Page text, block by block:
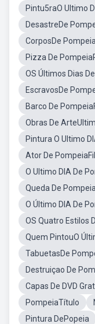
Pintu5raO Ultimo
DesastreDe
CorposDe Pompeia
Pizza De
OS Últimos Dias
EscravosDe
Barco De
Obras De
Pintura O Ultimo
Ator De
O Ultimo DIA De
Queda De
O Último DIA De
OS Quatro Estilos
Quem PintouO
TabuetasDe
Destruiçao De
Capas De DVD
PompeiaTítulo
Pintura DePopeia